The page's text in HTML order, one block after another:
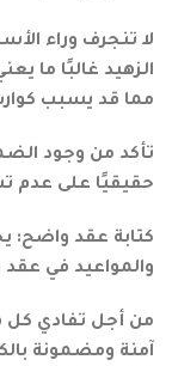
لا تنجرف وراء
الزهيد غالبًا ما
مما قد يسبب
تأكد من وجود
حقيقيًا على عدم
كتابة عقد واضح:
والمواعيد في
من أجل تفادي كل
آمنة ومضمونة